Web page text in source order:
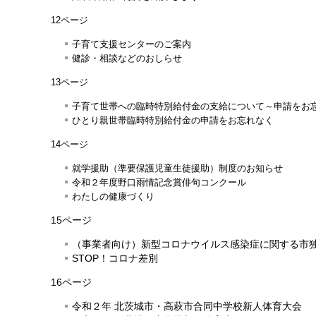
12ページ
子育て支援センターのご案内
健診・相談などのおしらせ
13ページ
子育て世帯への臨時特別給付金の支給について～申請をお
ひとり親世帯臨時特別給付金の申請をお忘れなく
14ページ
就学援助（準要保護児童生徒援助）制度のお知らせ
令和２年度野口雨情記念賞俳句コンクール
わたしの健康づくり
15ページ
（事業者向け）新型コロナウイルス感染症に関する市
STOP！コロナ差別
16ページ
令和２年 北茨城市・高萩市合同中学校新人体育大会